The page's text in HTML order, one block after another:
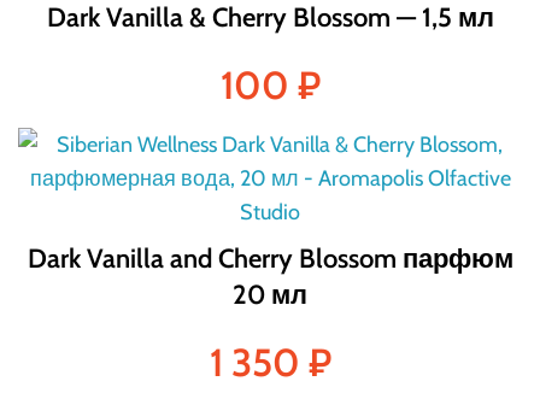
Dark Vanilla & Cherry Blossom — 1,5 мл
100 ₽
Dark Vanilla and Cherry Blossom парфюм
20 мл
1 350 ₽